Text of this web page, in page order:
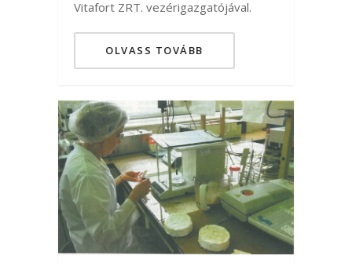
Vitafort ZRT. vezérigazgatójával.
OLVASS TOVÁBB